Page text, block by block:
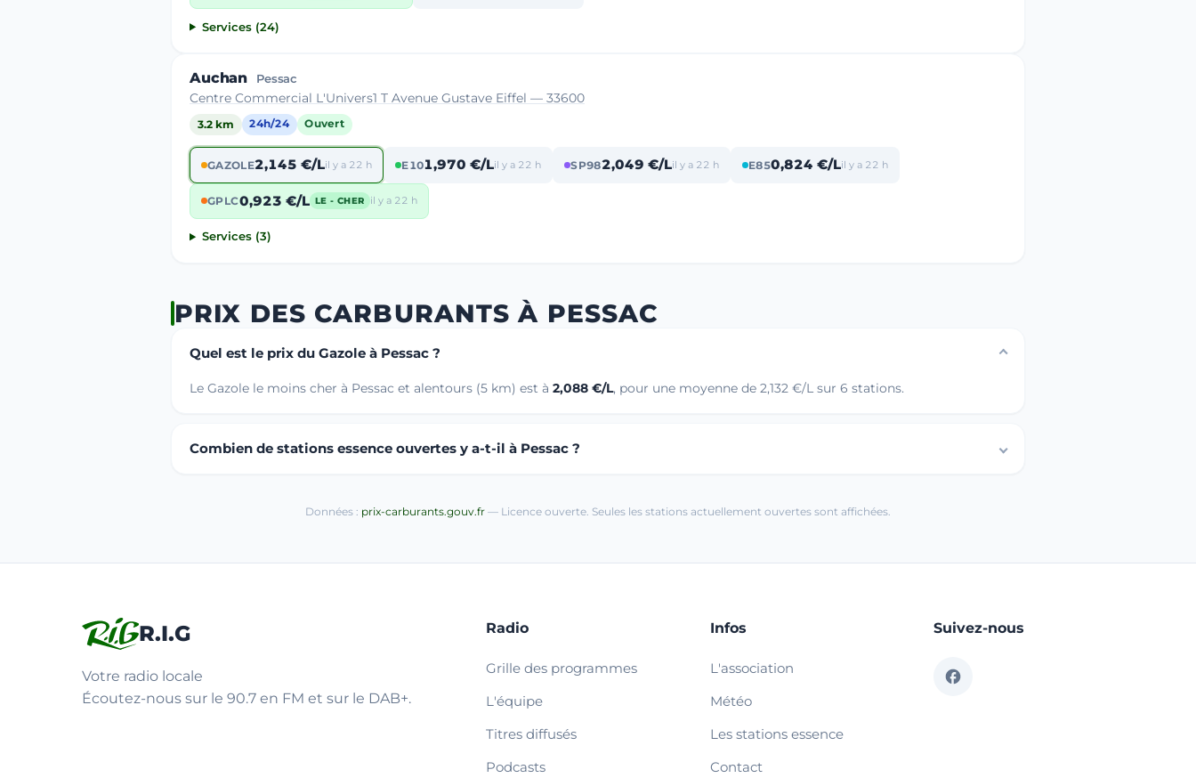
Services (24)
Auchan Pessac
Centre Commercial L'Univers1 T Avenue Gustave Eiffel — 33600
3.2 km 24h/24 Ouvert
GAZOLE2,145 €/Lil y a 22 h E101,970 €/Lil y a 22 h SP982,049 €/Lil y a 22 h E850,824 €/Lil y a 22 h
GPLC0,923 €/L LE - CHER il y a 22 h
Services (3)
PRIX DES CARBURANTS À PESSAC
Quel est le prix du Gazole à Pessac ?
Le Gazole le moins cher à Pessac et alentours (5 km) est à 2,088 €/L, pour une moyenne de 2,132 €/L sur 6 stations.
Combien de stations essence ouvertes y a-t-il à Pessac ?
Données : prix-carburants.gouv.fr — Licence ouverte. Seules les stations actuellement ouvertes sont affichées.
R.I.G
Votre radio locale
Écoutez-nous sur le 90.7 en FM et sur le DAB+.
Radio
Grille des programmes
L'équipe
Titres diffusés
Podcasts
Infos
L'association
Météo
Les stations essence
Contact
Suivez-nous